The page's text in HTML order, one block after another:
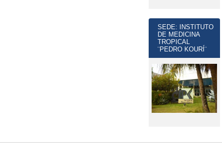
SEDE: INSTITUTO
DE MEDICINA
TROPICAL
¨PEDRO KOURÍ¨